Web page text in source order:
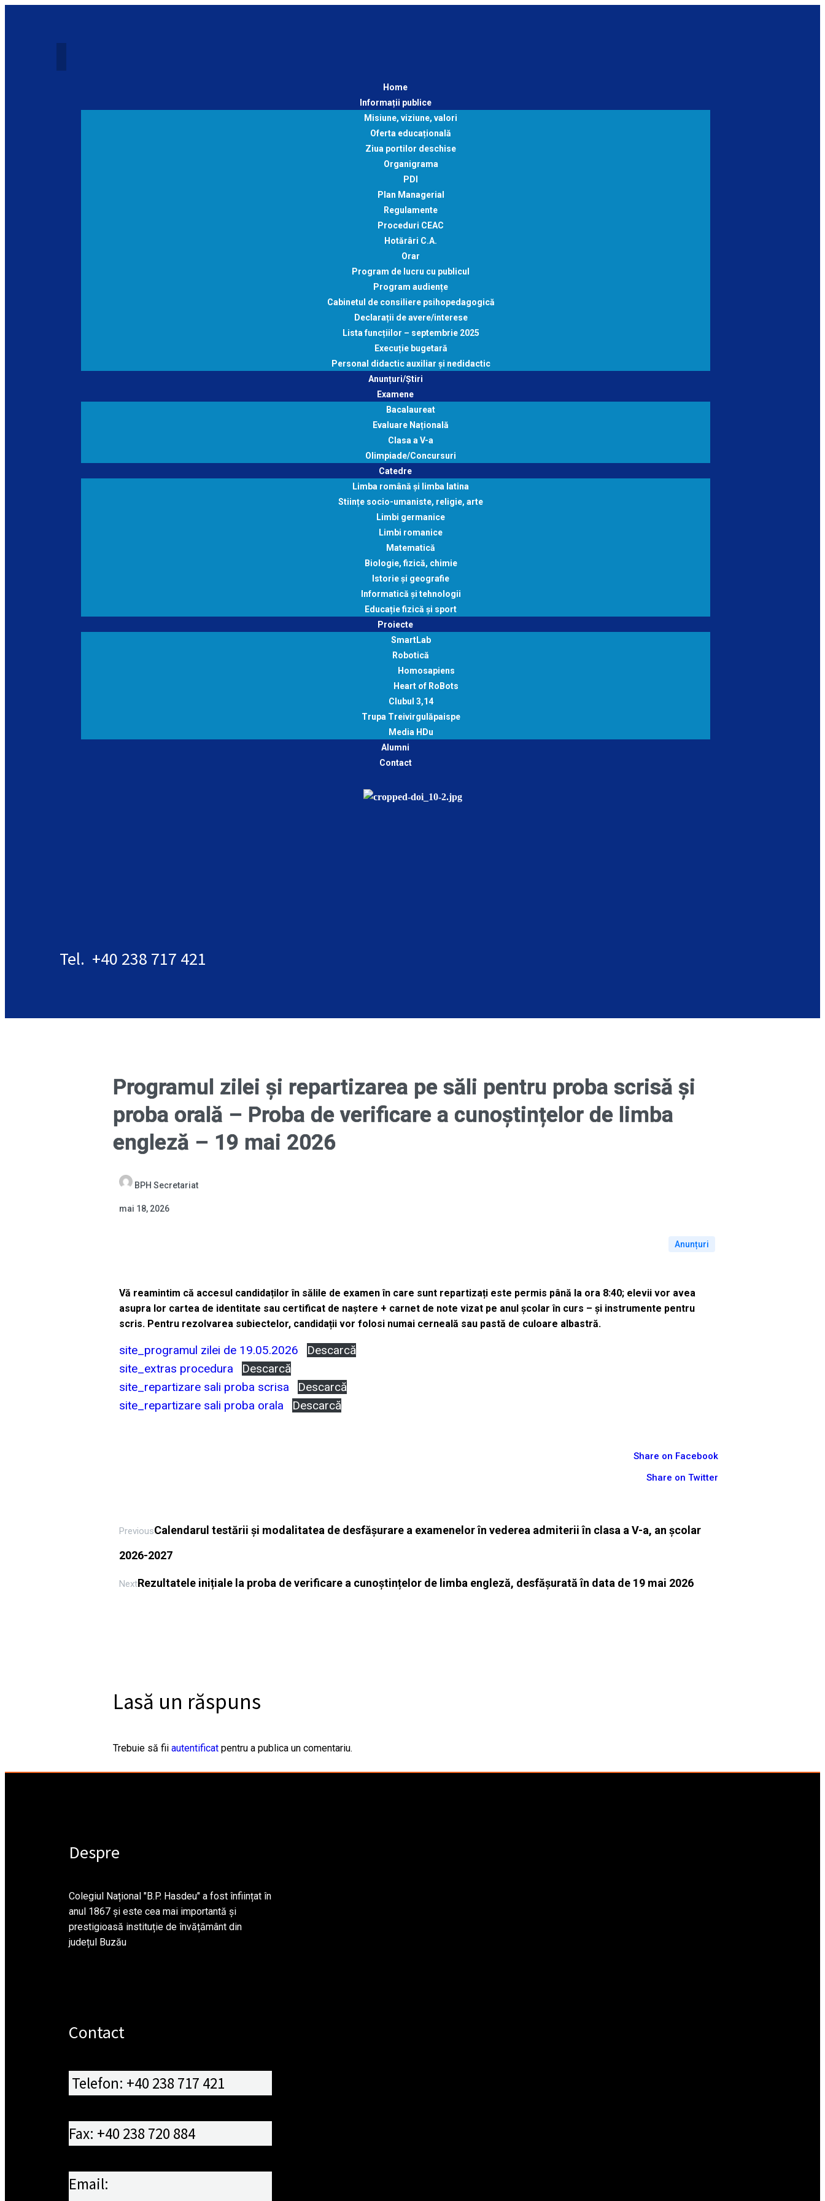
Home
Informații publice
Misiune, viziune, valori
Oferta educațională
Ziua portilor deschise
Organigrama
PDI
Plan Managerial
Regulamente
Proceduri CEAC
Hotărâri C.A.
Orar
Program de lucru cu publicul
Program audiențe
Cabinetul de consiliere psihopedagogică
Declarații de avere/interese
Lista funcțiilor – septembrie 2025
Execuție bugetară
Personal didactic auxiliar și nedidactic
Anunțuri/Știri
Examene
Bacalaureat
Evaluare Națională
Clasa a V-a
Olimpiade/Concursuri
Catedre
Limba română și limba latina
Stiințe socio-umaniste, religie, arte
Limbi germanice
Limbi romanice
Matematică
Biologie, fizică, chimie
Istorie și geografie
Informatică și tehnologii
Educație fizică și sport
Proiecte
SmartLab
Robotică
Homosapiens
Heart of RoBots
Clubul 3,14
Trupa Treivirgulăpaispe
Media HDu
Alumni
Contact
Tel. +40 238 717 421
Programul zilei și repartizarea pe săli pentru proba scrisă și
proba orală – Proba de verificare a cunoștințelor de limba
engleză – 19 mai 2026
BPH Secretariat
mai 18, 2026
Anunțuri
Vă reamintim că accesul candidaților în sălile de examen în care sunt repartizați este permis până la ora 8:40; elevii vor avea
asupra lor cartea de identitate sau certificat de naștere + carnet de note vizat pe anul școlar în curs – și instrumente pentru
scris. Pentru rezolvarea subiectelor, candidații vor folosi numai cerneală sau pastă de culoare albastră.
site_programul zilei de 19.05.2026
Descarcă
site_extras procedura
Descarcă
site_repartizare sali proba scrisa
Descarcă
site_repartizare sali proba orala
Descarcă
Share on Facebook
Share on Twitter
PreviousCalendarul testării și modalitatea de desfășurare a examenelor în vederea admiterii în clasa a V-a, an școlar
2026-2027
NextRezultatele inițiale la proba de verificare a cunoștințelor de limba engleză, desfășurată în data de 19 mai 2026
Lasă un răspuns
Trebuie să fii autentificat pentru a publica un comentariu.
Despre
Colegiul Național "B.P. Hasdeu" a fost înființat în
anul 1867 și este cea mai importantă și
prestigioasă instituție de învățământ din
județul Buzău
Contact
Telefon: +40 238 717 421
Fax: +40 238 720 884
Email: